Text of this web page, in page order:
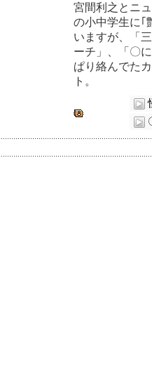
宮間利之とニ
の小中学生に｢
いますが、「
ーチ」、「〇
ぱり絡んでた
ト。